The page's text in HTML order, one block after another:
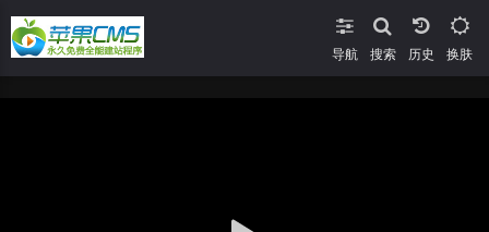
导航 搜索 换肤